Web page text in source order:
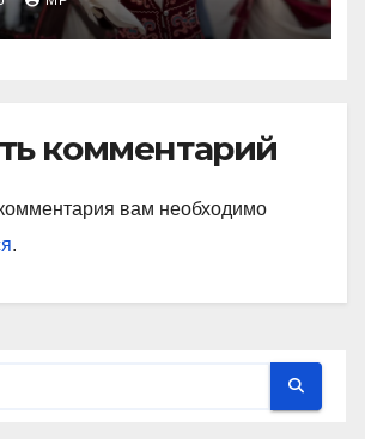
комментарий
вам необходимо
.